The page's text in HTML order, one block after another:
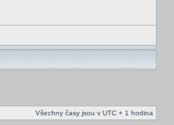
Všechny časy jsou v UTC + 1 hodina